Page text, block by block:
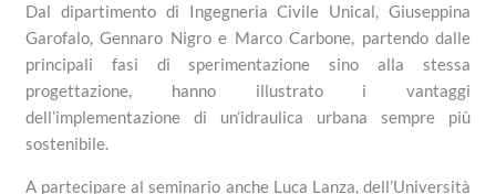
Dal dipartimento di Ingegneria Civile Unical, Giuseppina
Garofalo, Gennaro Nigro e Marco Carbone, partendo dalle
principali fasi di sperimentazione sino alla stessa
progettazione, hanno illustrato i vantaggi
dell’implementazione di un’idraulica urbana sempre più
sostenibile.
A partecipare al seminario anche Luca Lanza, dell’Università